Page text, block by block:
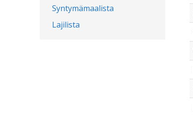
Syntymämaalista
Lajilista